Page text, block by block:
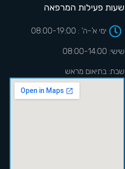
שעות פעילות המרפאה
ימי א'-ה' : 08:00-19:00
שישי: 08:00-14:00
שבת: בתיאום מראש